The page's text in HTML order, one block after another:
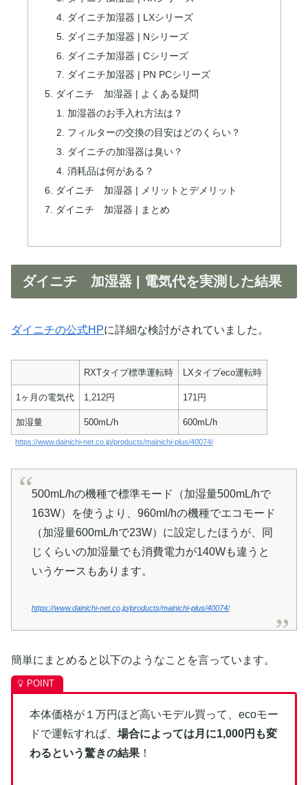
ダイニチ加湿器 | LXシリーズ
ダイニチ加湿器 | Nシリーズ
ダイニチ加湿器 | Cシリーズ
ダイニチ加湿器 | PN PCシリーズ
ダイニチ 加湿器 | よくある疑問
加湿器のお手入れ方法は？
フィルターの交換の目安はどのくらい？
ダイニチの加湿器は臭い？
消耗品は何がある？
ダイニチ 加湿器 | メリットとデメリット
ダイニチ 加湿器 | まとめ
ダイニチ 加湿器 | 電気代を実測した結果
ダイニチの公式HPに詳細な検討がされていました。
RXTタイプ標準運転時 LXタイプeco運転時
1ヶ月の電気代 1,212円 171円
加湿量 500mL/h 600mL/h
https://www.dainichi-net.co.jp/products/mainichi-plus/40074/
500mL/hの機種で標準モード（加湿量500mL/hで
163W）を使うより、960ml/hの機種でエコモード
（加湿量600mL/hで23W）に設定したほうが、同
じくらいの加湿量でも消費電力が140Wも違うと
いうケースもあります。
https://www.dainichi-net.co.jp/products/mainichi-plus/40074/
簡単にまとめると以下のようなことを言っています。
本体価格が１万円ほど高いモデル買って、ecoモー
ドで運転すれば、 場合によっては月に1,000円も変
わるという驚きの結果 ！